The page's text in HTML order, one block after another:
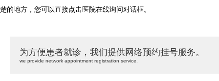
楚的地方，您可以直接点击医院在线询问对话框。
为方便患者就诊，我们提供网络预约挂号服务。
we provide network appointment registration service.